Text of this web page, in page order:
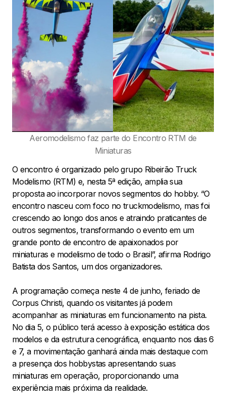
Aeromodelismo faz parte do Encontro RTM de
Miniaturas
O encontro é organizado pelo grupo Ribeirão Truck
Modelismo (RTM) e, nesta 5ª edição, amplia sua
proposta ao incorporar novos segmentos do hobby. “O
encontro nasceu com foco no truckmodelismo, mas foi
crescendo ao longo dos anos e atraindo praticantes de
outros segmentos, transformando o evento em um
grande ponto de encontro de apaixonados por
miniaturas e modelismo de todo o Brasil”, afirma Rodrigo
Batista dos Santos, um dos organizadores.
A programação começa neste 4 de junho, feriado de
Corpus Christi, quando os visitantes já podem
acompanhar as miniaturas em funcionamento na pista.
No dia 5, o público terá acesso à exposição estática dos
modelos e da estrutura cenográfica, enquanto nos dias 6
e 7, a movimentação ganhará ainda mais destaque com
a presença dos hobbystas apresentando suas
miniaturas em operação, proporcionando uma
experiência mais próxima da realidade.